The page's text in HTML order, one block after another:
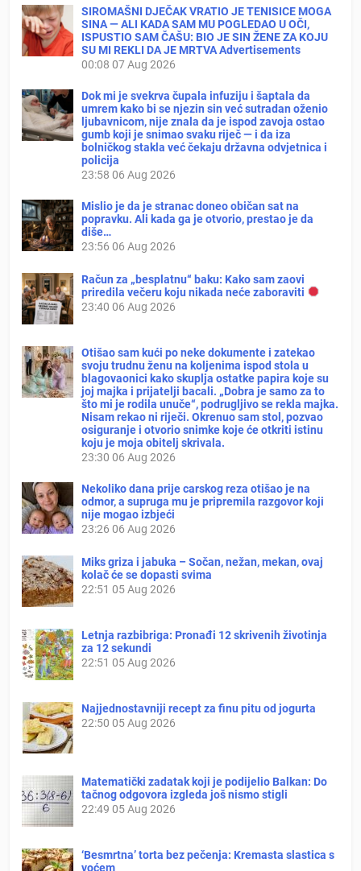
SIROMAŠNI DJEČAK VRATIO JE TENISICE MOGA
SINA — ALI KADA SAM MU POGLEDAO U OČI,
ISPUSTIO SAM ČAŠU: BIO JE SIN ŽENE ZA KOJU
SU MI REKLI DA JE MRTVA Advertisements
00:08 07 Aug 2026
Dok mi je svekrva čupala infuziju i šaptala da
umrem kako bi se njezin sin već sutradan oženio
ljubavnicom, nije znala da je ispod zavoja ostao
gumb koji je snimao svaku riječ — i da iza
bolničkog stakla već čekaju državna odvjetnica i
policija
23:58 06 Aug 2026
Mislio je da je stranac doneo običan sat na
popravku. Ali kada ga je otvorio, prestao je da
diše…
23:56 06 Aug 2026
Račun za „besplatnu“ baku: Kako sam zaovi
priredila večeru koju nikada neće zaboraviti
23:40 06 Aug 2026
Otišao sam kući po neke dokumente i zatekao
svoju trudnu ženu na koljenima ispod stola u
blagovaonici kako skuplja ostatke papira koje su
joj majka i prijatelji bacali. „Dobra je samo za to
što mi je rodila unuče“, podrugljivo se rekla majka.
Nisam rekao ni riječi. Okrenuo sam stol, pozvao
osiguranje i otvorio snimke koje će otkriti istinu
koju je moja obitelj skrivala.
23:30 06 Aug 2026
Nekoliko dana prije carskog reza otišao je na
odmor, a supruga mu je pripremila razgovor koji
nije mogao izbjeći
23:26 06 Aug 2026
Miks griza i jabuka – Sočan, nežan, mekan, ovaj
kolač će se dopasti svima
22:51 05 Aug 2026
Letnja razbibriga: Pronađi 12 skrivenih životinja
za 12 sekundi
22:51 05 Aug 2026
Najjednostavniji recept za finu pitu od jogurta
22:50 05 Aug 2026
Matematički zadatak koji je podijelio Balkan: Do
tačnog odgovora izgleda još nismo stigli
22:49 05 Aug 2026
‘Besmrtna’ torta bez pečenja: Kremasta slastica s
voćem